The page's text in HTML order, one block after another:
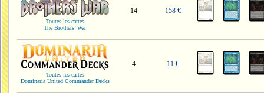
Toutes les cartes
The Brothers’ War
14 158 €
Toutes les cartes
Dominaria United Commander Decks
4 11 €